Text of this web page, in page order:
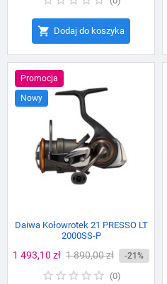
 Dodaj do koszyka
Promocja
Nowy
Daiwa Kołowrotek 21 PRESSO LT
2000SS-P
Cena
1 493,10 zł Cena
podstawowa
1 890,00 zł -21%
(0)